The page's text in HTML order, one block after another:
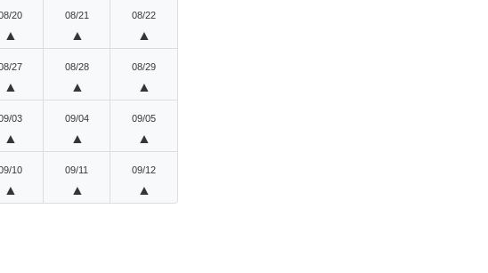
20
▲
08/21
▲
08/22
▲
27
▲
08/28
▲
08/29
▲
03
▲
09/04
▲
09/05
▲
10
▲
09/11
▲
09/12
▲